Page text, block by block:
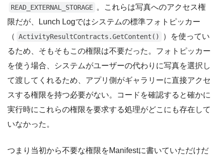
READ_EXTERNAL_STORAGE 。これらは写真へのアクセス権
限だが、Lunch Logではシステムの標準フォトピッカー
（ ActivityResultContracts.GetContent()
）を使ってい
るため、そもそもこの権限は不要だった。フォトピッカー
を使う場合、システムがユーザーの代わりに写真を選択し
て渡してくれるため、アプリ側がギャラリーに直接アクセ
スする権限を持つ必要がない。コードを確認すると確かに
実行時にこれらの権限を要求する処理がどこにも存在して
いなかった。
つまり当初から不要な権限をManifestに書いていただけだ